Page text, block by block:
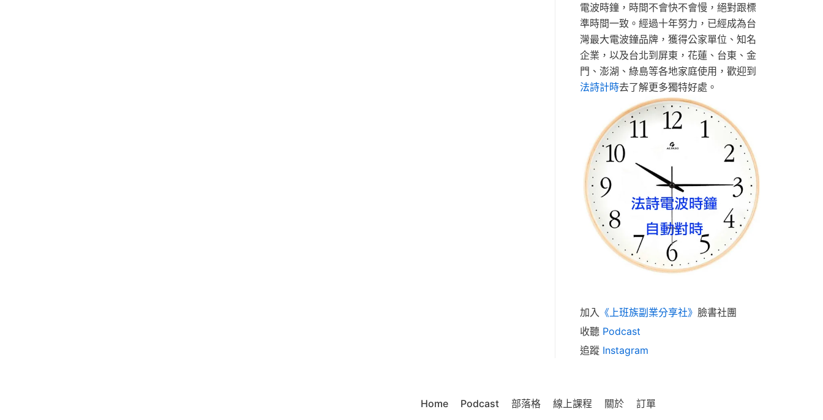
電波時鐘，時間不會快不會慢，絕對跟標
準時間一致。經過十年努力，已經成為台
灣最大電波鐘品牌，獲得公家單位、知名
企業，以及台北到屏東，花蓮、台東、金
門、澎湖、綠島等各地家庭使用，歡迎到
法詩計時去了解更多獨特好處。
加入 《上班族副業分享社》 臉書社團
收聽 Podcast
追蹤 Instagram
Home Podcast 部落格 線上課程 關於 訂單